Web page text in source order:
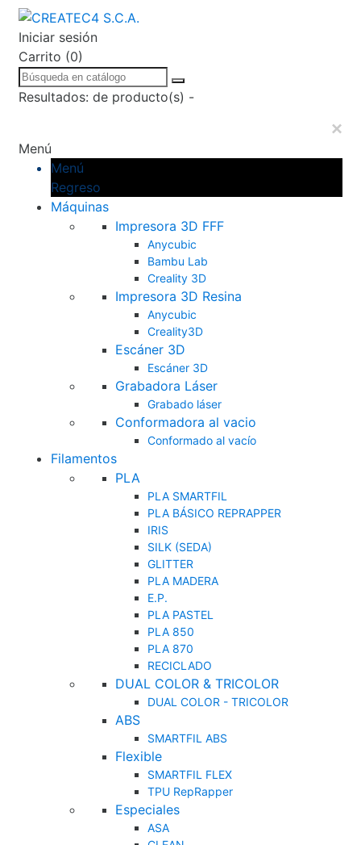
Iniciar sesión
Carrito (0)
Resultados: de producto(s) -
×
Menú
Menú
Regreso
Máquinas
Impresora 3D FFF
Anycubic
Bambu Lab
Creality 3D
Impresora 3D Resina
Anycubic
Creality3D
Escáner 3D
Escáner 3D
Grabadora Láser
Grabado láser
Conformadora al vacio
Conformado al vacío
Filamentos
PLA
PLA SMARTFIL
PLA BÁSICO REPRAPPER
IRIS
SILK (SEDA)
GLITTER
PLA MADERA
E.P.
PLA PASTEL
PLA 850
PLA 870
RECICLADO
DUAL COLOR & TRICOLOR
DUAL COLOR - TRICOLOR
ABS
SMARTFIL ABS
Flexible
SMARTFIL FLEX
TPU RepRapper
Especiales
ASA